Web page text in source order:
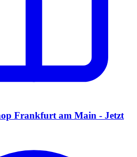
Frankfurt am Main - Jetzt